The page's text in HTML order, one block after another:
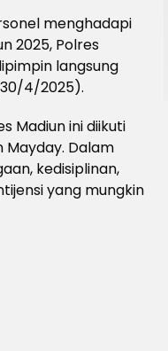
menghadapi
2025, Polres
langsung
4/2025).
Madiun ini diikuti
Dalam
kedisiplinan,
yang mungkin